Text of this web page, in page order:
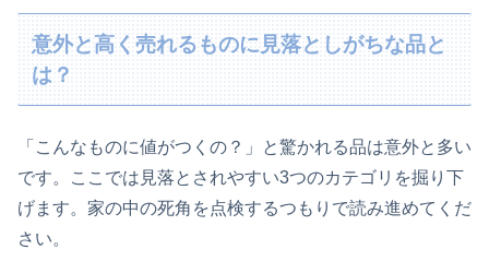
意外と高く売れるものに見落としがちな品と
は？
「こんなものに値がつくの？」と驚かれる品は意外と多い
です。ここでは見落とされやすい3つのカテゴリを掘り下
げます。家の中の死角を点検するつもりで読み進めてくだ
さい。